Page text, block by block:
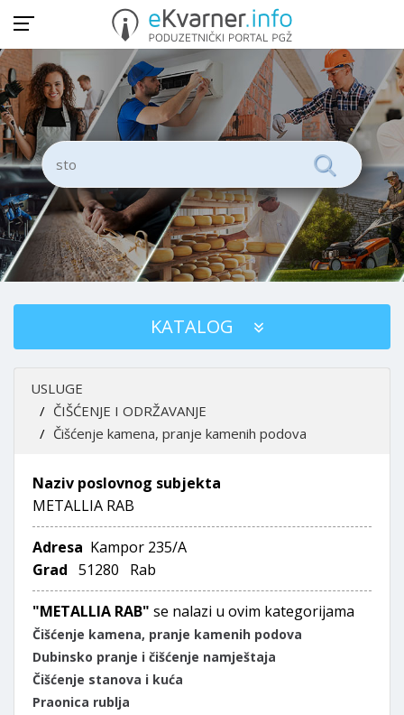
KATALOG
USLUGE
ČIŠĆENJE I ODRŽAVANJE
Čišćenje kamena, pranje kamenih podova
Naziv poslovnog subjekta
METALLIA RAB
Adresa Kampor 235/A
Grad 51280 Rab
"METALLIA RAB" se nalazi u ovim kategorijama
Čišćenje kamena, pranje kamenih podova
Dubinsko pranje i čišćenje namještaja
Čišćenje stanova i kuća
Praonica rublja